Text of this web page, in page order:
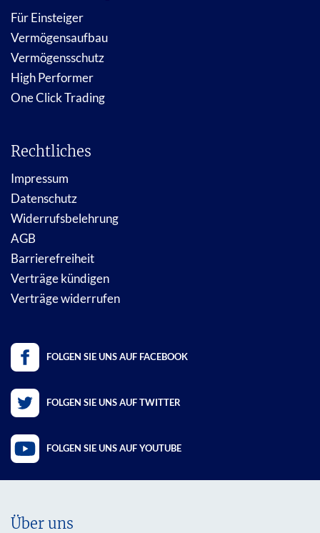
Für Einsteiger
Vermögensaufbau
Vermögensschutz
High Performer
One Click Trading
Rechtliches
Impressum
Datenschutz
Widerrufsbelehrung
AGB
Barrierefreiheit
Verträge kündigen
Verträge widerrufen
FOLGEN SIE UNS AUF FACEBOOK
FOLGEN SIE UNS AUF TWITTER
FOLGEN SIE UNS AUF YOUTUBE
Über uns